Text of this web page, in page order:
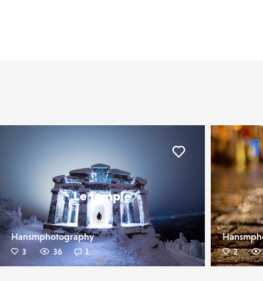
Le temple
Hansmphotography
3 36 1
Liker
2